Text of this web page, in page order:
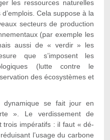
les ressources naturelles
Cela suppose à la
secteurs de production
(par exemple les
aussi de « verdir » les
que s’imposent les
(lutte contre le
des écosystèmes et
dynamique se fait jour en
». Le verdissement de
trois impératifs : il faut « dé-
l’usage du carbone